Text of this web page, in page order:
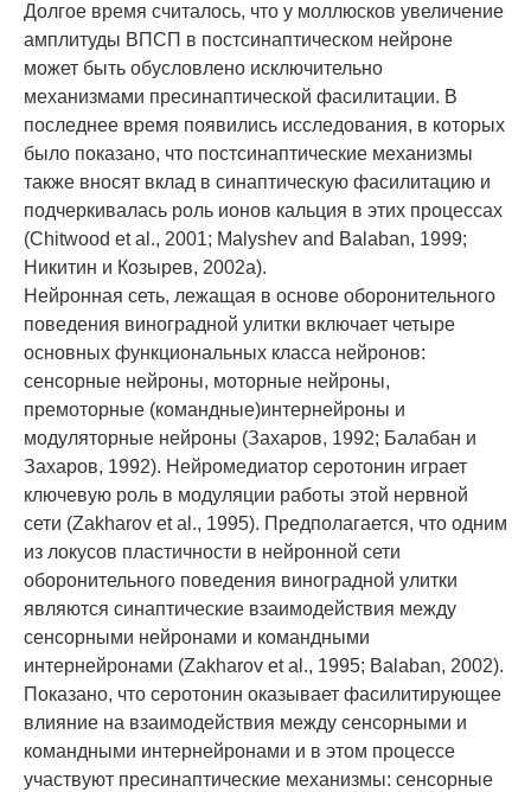
Долгое время считалось, что у моллюсков увеличение
амплитуды ВПСП в постсинаптическом нейроне
может быть обусловлено исключительно
механизмами пресинаптической фасилитации. В
последнее время появились исследования, в которых
было показано, что постсинаптические механизмы
также вносят вклад в синаптическую фасилитацию и
подчеркивалась роль ионов кальция в этих процессах
(Chitwood et al., 2001; Malyshev and Balaban, 1999;
Никитин и Козырев, 2002a).
Нейронная сеть, лежащая в основе оборонительного
поведения виноградной улитки включает четыре
основных функциональных класса нейронов:
сенсорные нейроны, моторные нейроны,
премоторные (командные)интернейроны и
модуляторные нейроны (Захаров, 1992; Балабан и
Захаров, 1992). Нейромедиатор серотонин играет
ключевую роль в модуляции работы этой нервной
сети (Zakharov et al., 1995). Предполагается, что одним
из локусов пластичности в нейронной сети
оборонительного поведения виноградной улитки
являются синаптические взаимодействия между
сенсорными нейронами и командными
интернейронами (Zakharov et al., 1995; Balaban, 2002).
Показано, что серотонин оказывает фасилитирующее
влияние на взаимодействия между сенсорными и
командными интернейронами и в этом процессе
участвуют пресинаптические механизмы: сенсорные